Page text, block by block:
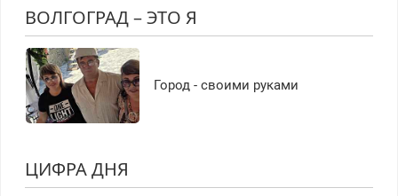
ВОЛГОГРАД – ЭТО Я
Город - своими руками
ЦИФРА ДНЯ